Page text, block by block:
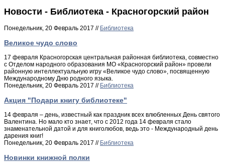
Новости - Библиотека - Красногорский район
Понедельник, 20 Февраль 2017 // Библиотека
Великое чудо слово
17 февраля Красногорская центральная районная библиотека, совместно
с Отделом народного образования МО «Красногорский район» провели
районную интеллектуальную игру «Великое чудо слово», посвященную
Международному Дню родного языка.
Понедельник, 20 Февраль 2017 // Библиотека
Акция "Подари книгу библиотеке"
14 февраля – день, известный как праздник всех влюбленных День святого
Валентина. Но мало кто знает, что с 2012 года 14 февраля стало
знаменательной датой и для книголюбов, ведь это - Международный день
дарения книг!
Понедельник, 20 Февраль 2017 // Библиотека
Новинки книжной полки